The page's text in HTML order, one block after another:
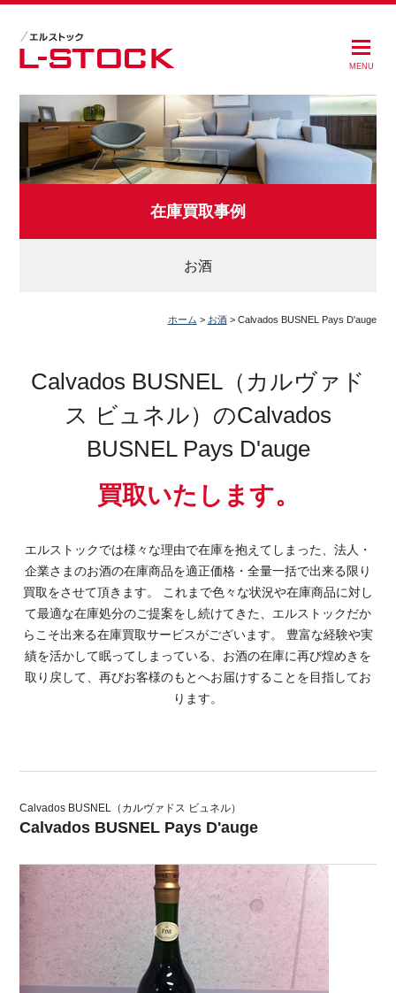
MENU
在庫買取事例
お酒
ホーム > お酒> Calvados BUSNEL Pays D'auge
Calvados BUSNEL（カルヴァド
ス ビュネル）のCalvados
BUSNEL Pays D'auge
買取いたします。
エルストックでは様々な理由で在庫を抱えてしまった、法人・
企業さまのお酒の在庫商品を適正価格・全量一括で出来る限り
買取をさせて頂きます。 これまで色々な状況や在庫商品に対し
て最適な在庫処分のご提案をし続けてきた、エルストックだか
らこそ出来る在庫買取サービスがございます。 豊富な経験や実
績を活かして眠ってしまっている、お酒の在庫に再び煌めきを
取り戻して、再びお客様のもとへお届けすることを目指してお
ります。
Calvados BUSNEL（カルヴァドス ビュネル）
Calvados BUSNEL Pays D'auge